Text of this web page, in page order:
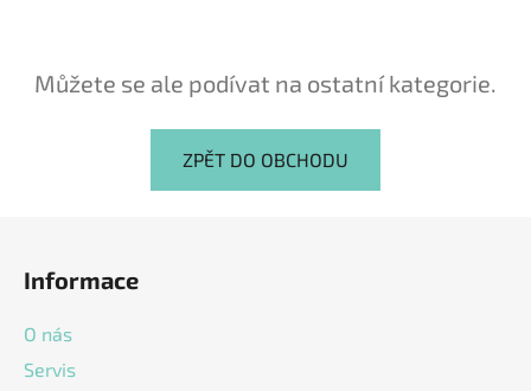
Můžete se ale podívat na ostatní kategorie.
ZPĚT DO OBCHODU
Informace
O nás
Servis